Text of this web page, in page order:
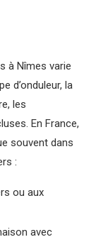
à Nîmes varie
d’onduleur, la
les
En France,
souvent dans
:
ou aux
avec